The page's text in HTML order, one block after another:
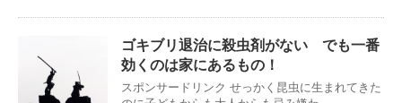
ゴキブリ退治に殺虫剤がない でも一番
効くのは家にあるもの！
スポンサードリンク せっかく昆虫に生まれてきた